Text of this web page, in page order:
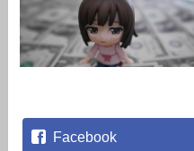
Facebook